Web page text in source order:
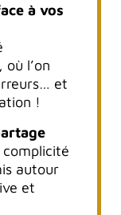
à vos
l’on
et
!
complicité
autour
et